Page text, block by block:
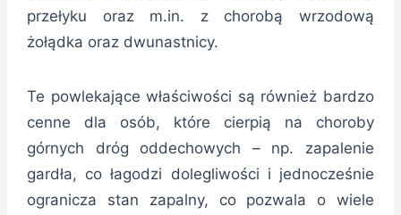
przełyku oraz m.in. z chorobą wrzodową
żołądka oraz dwunastnicy.
Te powlekające właściwości są również bardzo
cenne dla osób, które cierpią na choroby
górnych dróg oddechowych – np. zapalenie
gardła, co łagodzi dolegliwości i jednocześnie
ogranicza stan zapalny, co pozwala o wiele